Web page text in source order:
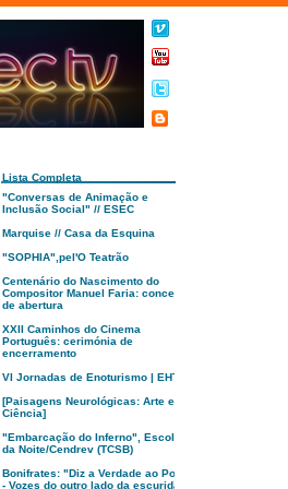
Lista Completa
"Conversas de Animação e
Inclusão Social" // ESEC
Marquise // Casa da Esquina
"SOPHIA",pel'O Teatrão
Centenário do Nascimento do
Compositor Manuel Faria: concerto
de abertura
XXII Caminhos do Cinema
Português: cerimónia de
encerramento
VI Jornadas de Enoturismo | EHTC
[Paisagens Neurológicas: Arte e
Ciência]
"Embarcação do Inferno", Escola
da Noite/Cendrev (TCSB)
Bonifrates: "Diz a Verdade ao Poder
- Vozes do outro lado da escuridão"